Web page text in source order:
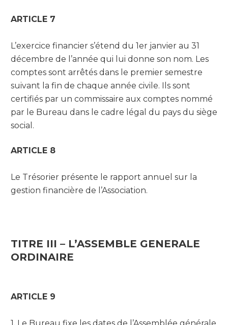
ARTICLE 7
L’exercice financier s’étend du 1er janvier au 31
décembre de l’année qui lui donne son nom. Les
comptes sont arrêtés dans le premier semestre
suivant la fin de chaque année civile. Ils sont
certifiés par un commissaire aux comptes nommé
par le Bureau dans le cadre légal du pays du siège
social.
ARTICLE 8
Le Trésorier présente le rapport annuel sur la
gestion financière de l’Association.
TITRE III – L’ASSEMBLE GENERALE
ORDINAIRE
ARTICLE 9